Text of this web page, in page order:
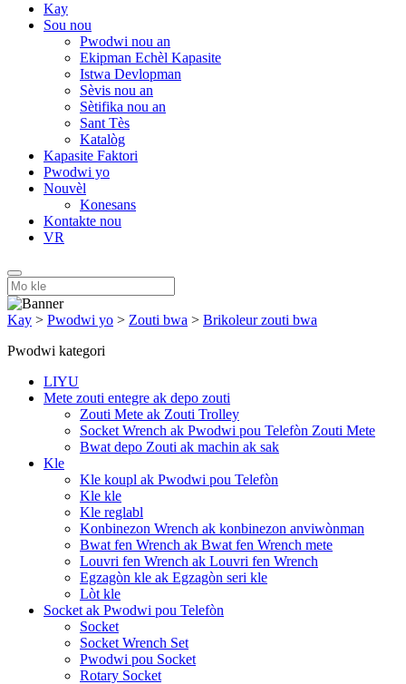
Kay
Sou nou
Pwodwi nou an
Ekipman Echèl Kapasite
Istwa Devlopman
Sèvis nou an
Sètifika nou an
Sant Tès
Katalòg
Kapasite Faktori
Pwodwi yo
Nouvèl
Konesans
Kontakte nou
VR
Kay > Pwodwi yo > Zouti bwa > Brikoleur zouti bwa
Pwodwi kategori
LIYU
Mete zouti entegre ak depo zouti
Zouti Mete ak Zouti Trolley
Socket Wrench ak Pwodwi pou Telefòn Zouti Mete
Bwat depo Zouti ak machin ak sak
Kle
Kle koupl ak Pwodwi pou Telefòn
Kle kle
Kle reglabl
Konbinezon Wrench ak konbinezon anviwònman
Bwat fen Wrench ak Bwat fen Wrench mete
Louvri fen Wrench ak Louvri fen Wrench
Egzagòn kle ak Egzagòn seri kle
Lòt kle
Socket ak Pwodwi pou Telefòn
Socket
Socket Wrench Set
Pwodwi pou Socket
Rotary Socket